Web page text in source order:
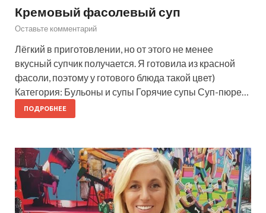
Кремовый фасолевый суп
Оставьте комментарий
Лёгкий в приготовлении, но от этого не менее
вкусный супчик получается. Я готовила из красной
фасоли, поэтому у готового блюда такой цвет)
Категория: Бульоны и супы Горячие супы Суп-пюре…
ПОДРОБНЕЕ